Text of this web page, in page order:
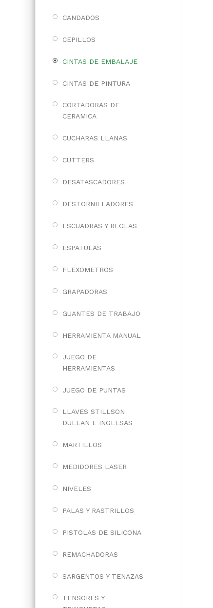
CANDADOS
CEPILLOS
CINTAS DE EMBALAJE
CINTAS DE PINTURA
CORTADORAS DE
CERAMICA
CUCHARAS LLANAS
CUTTERS
DESATASCADORES
DESTORNILLADORES
ESCUADRAS Y REGLAS
ESPATULAS
FLEXOMETROS
GRAPADORAS
GUANTES DE TRABAJO
HERRAMIENTA MANUAL
JUEGO DE
HERRAMIENTAS
JUEGO DE PUNTAS
LLAVES STILLSON
DULLAN E INGLESAS
MARTILLOS
MEDIDORES LASER
NIVELES
PALAS Y RASTRILLOS
PISTOLAS DE SILICONA
REMACHADORAS
SARGENTOS Y TENAZAS
TENSORES Y